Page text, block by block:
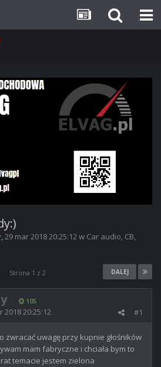
,29 mar 2018 20:25:12w Car audio, CB,
DALEJ
Strona 1 z 2
105
#1
2018 20:25:12
zwracać uwagę przy kupnie głośników
mam fabryczne i chciała bym to
temacie jestem zielona